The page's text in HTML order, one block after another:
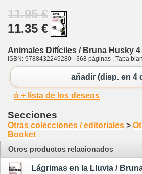
11.95 €
11.35 €
Animales Difíciles / Bruna Husky
ISBN: 9788432249280 | 368 páginas | Tapa
añadir (disp. en 4
ó + lista de los deseos
Secciones
Otras colecciones / editoriales >
Booket
Otros productos relacionados
Lágrimas en la Lluvia /